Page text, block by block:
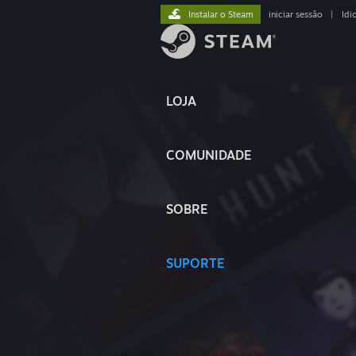
LOJA
COMUNIDADE
SOBRE
SUPORTE
Instalar o Steam iniciar sessão